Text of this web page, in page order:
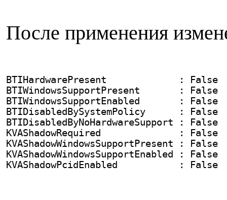
После применения
BTIHardwarePresent             : False
BTIWindowsSupportPresent       : False
BTIWindowsSupportEnabled       : False
BTIDisabledBySystemPolicy      : False
BTIDisabledByNoHardwareSupport : False
KVAShadowRequired              : False
KVAShadowWindowsSupportPresent : False
KVAShadowWindowsSupportEnabled : False
KVAShadowPcidEnabled           : False